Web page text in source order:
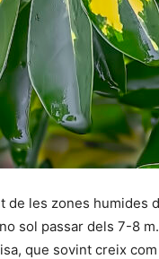
les zones humides
sol passar dels 7-8
que sovint creix